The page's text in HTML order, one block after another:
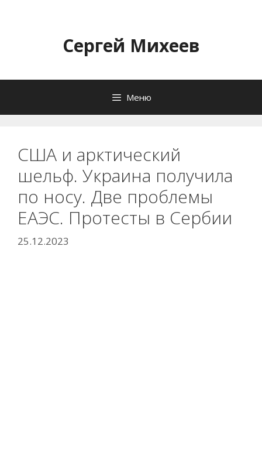
содержимомуСергей Михеев
Меню
США и арктический
шельф. Украина получила
по носу. Две проблемы
ЕАЭС. Протесты в Сербии
25.12.2023